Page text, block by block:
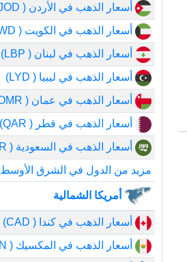
أسعار الذهب في الأردن ( JOD)
أسعار الذهب في الكويت ( KWD)
أسعار الذهب في لبنان ( LBP)
أسعار الذهب في ليبيا ( LYD)
أسعار الذهب في عمان ( OMR)
أسعار الذهب في قطر ( QAR)
أسعار الذهب في السعودية ( SAR)
مزيد من الدول في الشرق الأوسط
أمريكا الشمالية
أسعار الذهب في كندا ( CAD)
أسعار الذهب في المكسيك ( MXN)